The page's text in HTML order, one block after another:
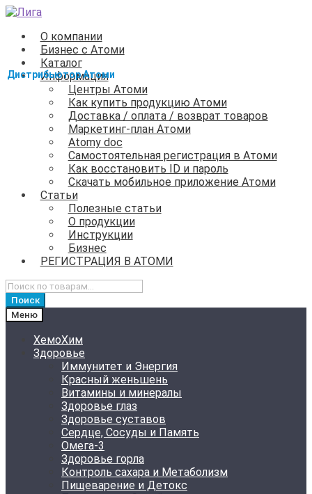
Перейти
навигации
Перейти
содержимому
О компании
Бизнес с Атоми
Каталог
Информация
Центры Атоми
Как купить продукцию Атоми
Доставка / оплата / возврат товаров
Маркетинг-план Атоми
Atomy doc
Самостоятельная регистрация в Атоми
Как восстановить ID и пароль
Скачать мобильное приложение Атоми
Статьи
Полезные статьи
О продукции
Инструкции
Бизнес
РЕГИСТРАЦИЯ В АТОМИ
Искать:
Поиск
Меню
ХемоХим
Здоровье
Иммунитет и Энергия
Красный женьшень
Витамины и минералы
Здоровье глаз
Здоровье суставов
Сердце, Сосуды и Память
Омега-3
Здоровье горла
Контроль сахара и Метаболизм
Пищеварение и Детокс